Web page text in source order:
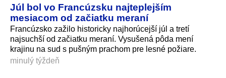
Júl bol vo Francúzsku najteplejším
mesiacom od začiatku meraní
Francúzsko zažilo historicky najhorúcejší júl a tretí
najsuchší od začiatku meraní. Vysušená pôda mení
krajinu na sud s pušným prachom pre lesné požiare.
minulý týždeň